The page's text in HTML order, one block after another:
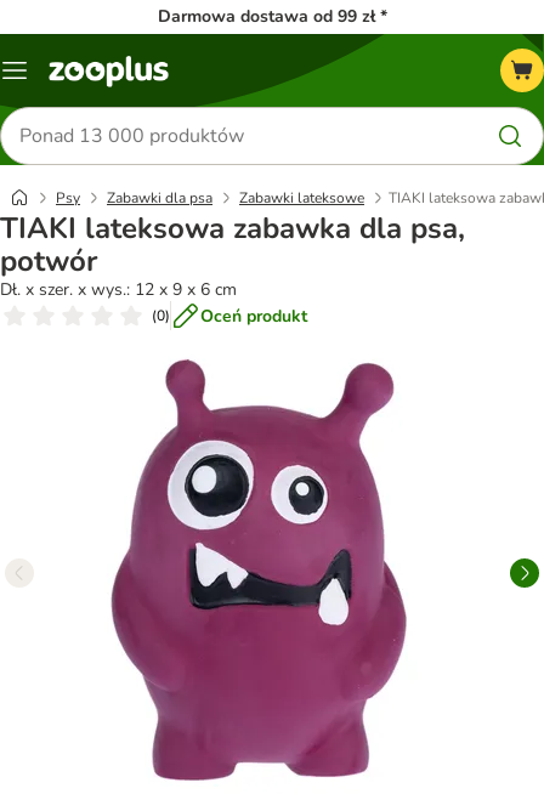
Darmowa dostawa od 99 zł *
Menu
Szukaj
produktów
Psy Zabawki dla psa Zabawki lateksowe TIAKI lateksowa
TIAKI lateksowa zabawka dla psa,
potwór
Dł. x szer. x wys.: 12 x 9 x 6 cm
(0) Oceń produkt